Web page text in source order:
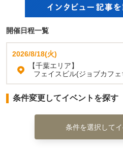
開催日程一覧
2026/8/18(火)
【千葉エリア】
フェイスビル(ジョブカフェ
条件変更してイベントを探す
条件を選択して